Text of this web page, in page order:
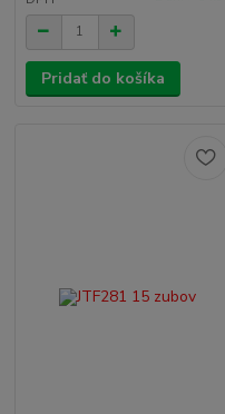
Pridať do košíka